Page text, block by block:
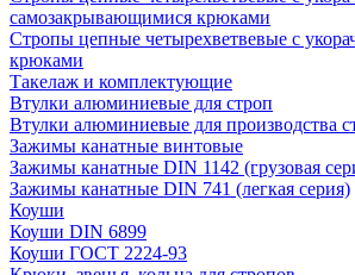
самозакрывающимися крюками
Стропы цепные четырехветвевые с
крюками
Такелаж и комплектующие
Втулки алюминиевые для строп
Втулки алюминиевые для производства
Зажимы канатные винтовые
Зажимы канатные DIN 1142 (грузовая
Зажимы канатные DIN 741 (легкая серия)
Коуши
Коуши DIN 6899
Коуши ГОСТ 2224-93